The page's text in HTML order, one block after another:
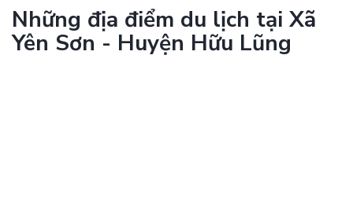
Những địa điểm du lịch tại Xã
Yên Sơn - Huyện Hữu Lũng